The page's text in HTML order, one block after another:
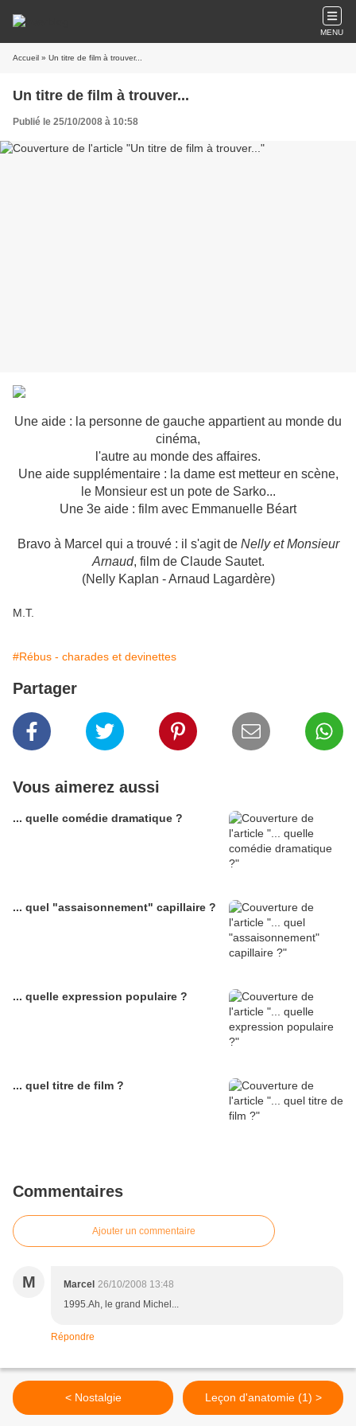
MENU
Accueil » Un titre de film à trouver...
Un titre de film à trouver...
Publié le 25/10/2008 à 10:58
Une aide : la personne de gauche appartient au monde du
cinéma,
l'autre au monde des affaires.
Une aide supplémentaire : la dame est metteur en scène,
le Monsieur est un pote de Sarko...
Une 3e aide : film avec Emmanuelle Béart
Bravo à Marcel qui a trouvé : il s'agit de Nelly et Monsieur
Arnaud, film de Claude Sautet.
(Nelly Kaplan - Arnaud Lagardère)
M.T.
#Rébus - charades et devinettes
Partager
Vous aimerez aussi
... quelle comédie dramatique ?
... quel "assaisonnement" capillaire ?
... quelle expression populaire ?
... quel titre de film ?
Commentaires
Ajouter un commentaire
M Marcel 26/10/2008 13:48
1995.Ah, le grand Michel...
Répondre
< Nostalgie Leçon d'anatomie (1) >